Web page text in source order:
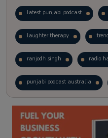
latest punjabi podcast
laughter therapy
ranjodh singh radio
punjabi podcast australia
kitaab kahani